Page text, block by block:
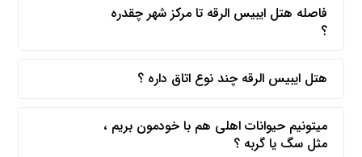
فاصله هتل ایبیس الرقه تا مرکز شهر چقدره
؟
هتل ایبیس الرقه چند نوع اتاق داره ؟
میتونیم حیوانات اهلی هم با خودمون بریم ،
مثل سگ یا گربه ؟